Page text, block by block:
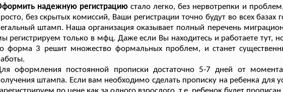
надежную регистрациюстало легко, без нервотрепки и
без скрытых комиссий, Ваши регистрации точно будут во всех базах
штамп. Наша организация оказывает полный перечень
регистрируем только в мфц. Даже если Вы находитесь и работаете тут,
форма 3 решит множество формальных проблем, и станет
оформления постоянной прописки достаточно 5-7 дней от
штампа. Если вам необходимо сделать прописку на ребенка для